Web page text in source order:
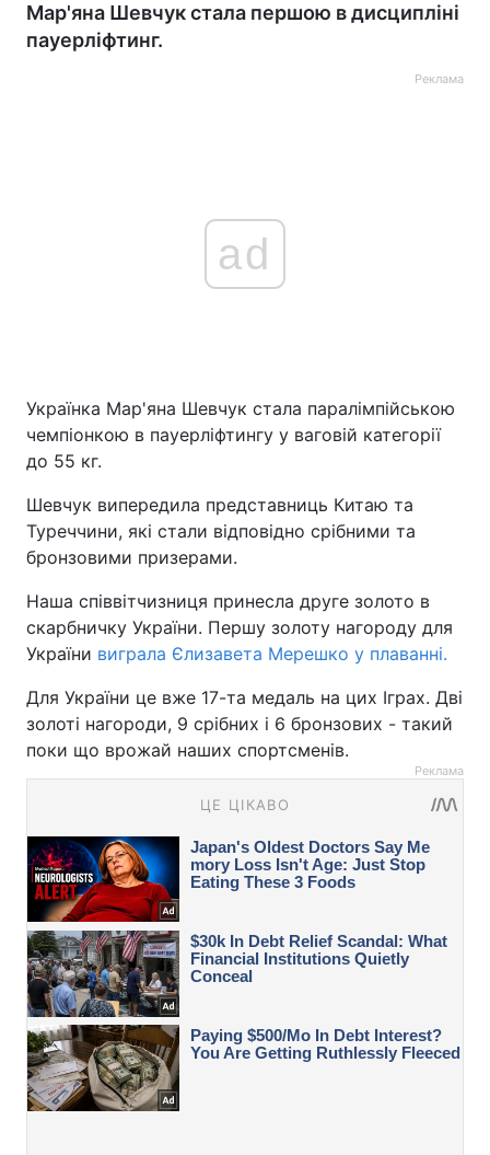
Мар'яна Шевчук стала першою в дисципліні
пауерліфтинг.
Реклама
ad
Українка Мар'яна Шевчук стала паралімпійською
чемпіонкою в пауерліфтингу у ваговій категорії
до 55 кг.
Шевчук випередила представниць Китаю та
Туреччини, які стали відповідно срібними та
бронзовими призерами.
Наша співвітчизниця принесла друге золото в
скарбничку України. Першу золоту нагороду для
України виграла Єлизавета Мерешко у плаванні.
Для України це вже 17-та медаль на цих Іграх. Дві
золоті нагороди, 9 срібних і 6 бронзових - такий
поки що врожай наших спортсменів.
Реклама